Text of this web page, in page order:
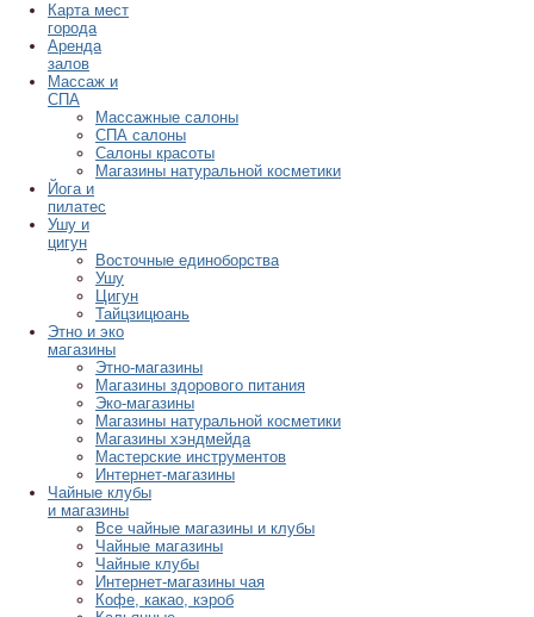
Карта мест
города
Аренда
залов
Массаж и
СПА
Массажные салоны
СПА салоны
Салоны красоты
Магазины натуральной косметики
Йога и
пилатес
Ушу и
цигун
Восточные единоборства
Ушу
Цигун
Тайцзицюань
Этно и эко
магазины
Этно-магазины
Магазины здорового питания
Эко-магазины
Магазины натуральной косметики
Магазины хэндмейда
Мастерские инструментов
Интернет-магазины
Чайные клубы
и магазины
Все чайные магазины и клубы
Чайные магазины
Чайные клубы
Интернет-магазины чая
Кофе, какао, кэроб